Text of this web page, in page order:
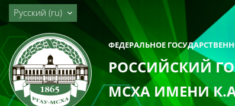
Перейти к основному содержанию
ФЕДЕРАЛЬНОЕ
РОССИЙСКИЙ
МСХА ИМЕНИ
Русский ‎(ru)‎